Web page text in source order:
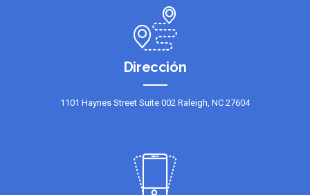
Dirección
1101 Haynes Street Suite 002 Raleigh, NC 27604